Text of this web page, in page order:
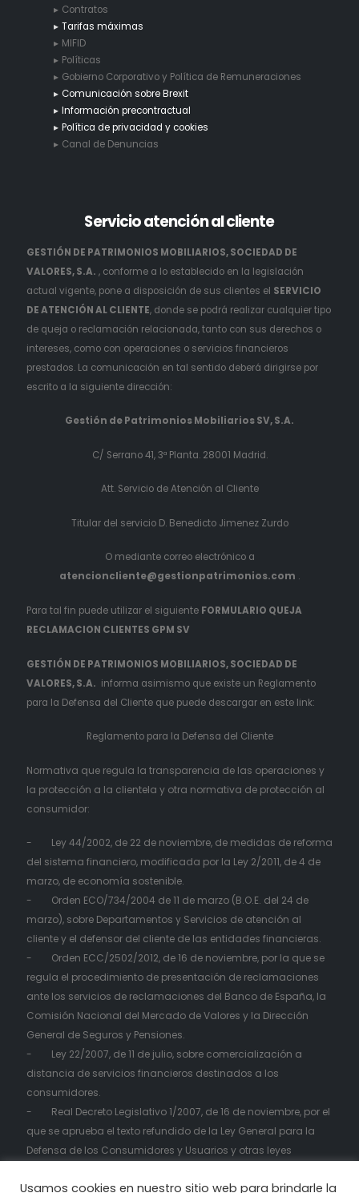
Contratos
Tarifas máximas
MIFID
Políticas
Gobierno Corporativo y Política de Remuneraciones
Comunicación sobre Brexit
Información precontractual
Política de privacidad y cookies
Canal de Denuncias
Servicioatención al cliente
GESTIÓN DE PATRIMONIOS MOBILIARIOS, SOCIEDAD DE
VALORES, S.A. , conforme a lo establecido en la legislación
actual vigente, pone a disposición de sus clientes el SERVICIO
DE ATENCIÓN AL CLIENTE, donde se podrá realizar cualquier tipo
de queja o reclamación relacionada, tanto con sus derechos o
intereses, como con operaciones o servicios financieros
prestados. La comunicación en tal sentido deberá dirigirse por
escrito a la siguiente dirección:
Gestión de Patrimonios Mobiliarios SV, S.A.
C/ Serrano 41, 3ª Planta. 28001 Madrid.
Att. Servicio de Atención al Cliente
Titular del servicio D. Benedicto Jimenez Zurdo
O mediante correo electrónico a
atencioncliente@gestionpatrimonios.com .
Para tal fin puede utilizar el siguiente FORMULARIO QUEJA
RECLAMACION CLIENTES GPM SV
GESTIÓN DE PATRIMONIOS MOBILIARIOS, SOCIEDAD DE
VALORES, S.A. informa asimismo que existe un Reglamento
para la Defensa del Cliente que puede descargar en este link:
Reglamento para la Defensa del Cliente
Normativa que regula la transparencia de las operaciones y
la protección a la clientela y otra normativa de protección al
consumidor:
- Ley 44/2002, de 22 de noviembre, de medidas de reforma
del sistema financiero, modificada por la Ley 2/2011, de 4 de
marzo, de economía sostenible.
- Orden ECO/734/2004 de 11 de marzo (B.O.E. del 24 de
marzo), sobre Departamentos y Servicios de atención al
cliente y el defensor del cliente de las entidades financieras.
- Orden ECC/2502/2012, de 16 de noviembre, por la que se
regula el procedimiento de presentación de reclamaciones
ante los servicios de reclamaciones del Banco de España, la
Comisión Nacional del Mercado de Valores y la Dirección
General de Seguros y Pensiones.
- Ley 22/2007, de 11 de julio, sobre comercialización a
distancia de servicios financieros destinados a los
consumidores.
- Real Decreto Legislativo 1/2007, de 16 de noviembre, por el
que se aprueba el texto refundido de la Ley General para la
Defensa de los Consumidores y Usuarios y otras leyes
Usamos cookies en nuestro sitio web para brindarle la